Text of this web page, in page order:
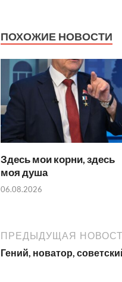
ПОХОЖИЕ НОВОСТИ
Здесь мои корни, здесь
моя душа
06.08.2026
ПРЕДЫДУЩАЯ
Гений, новатор,